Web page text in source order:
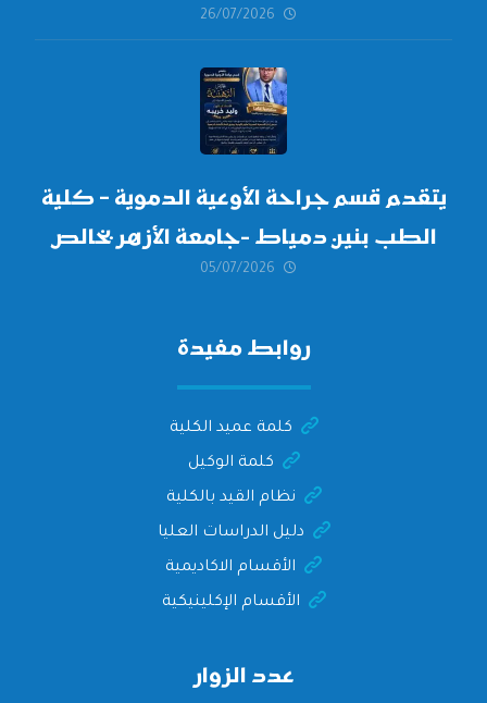
العليا لدورة
أكتوبر 2026،
26/07/2026
يتقدم قسم جراحة الأوعية الدموية – كلية
الطب بنين دمياط -جامعة الأزهر بخالص
التهنئة وأصدق الأمنيات إلى الأستاذ
05/07/2026
روابط مفيدة
كلمة عميد الكلية
كلمة الوكيل
نظام القيد بالكلية
دليل الدراسات العليا
الأقسام الاكاديمية
الأقسام الإكلينيكية
عدد الزوار